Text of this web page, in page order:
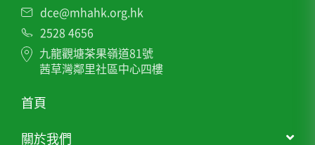
dce@mhahk.org.hk
2528 4656
九龍觀塘茶果嶺道81號
茜草灣鄰里社區中心四樓
首頁
關於我們